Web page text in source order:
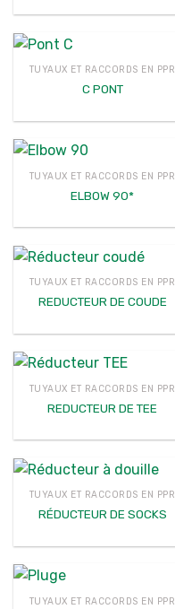
TUYAUX ET RACCORDS EN PPR
C PONT
TUYAUX ET RACCORDS EN PPR
ELBOW 90*
TUYAUX ET RACCORDS EN PPR
REDUCTEUR DE COUDE
TUYAUX ET RACCORDS EN PPR
REDUCTEUR DE TEE
TUYAUX ET RACCORDS EN PPR
RÉDUCTEUR DE SOCKS
TUYAUX ET RACCORDS EN PPR